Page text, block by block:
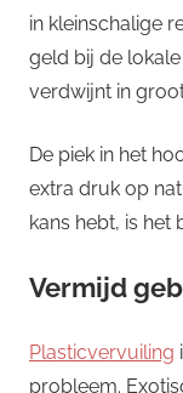
in kleinschalige
geld bij de
verdwijnt in
De piek in het
extra druk op
kans hebt, is het
Vermijd
Plasticvervuiling
probleem.